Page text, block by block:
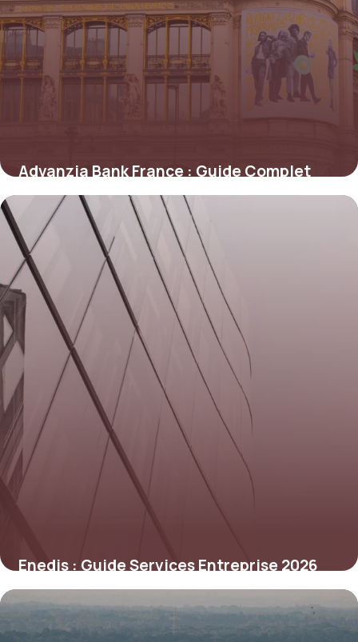
Advanzia Bank France : Guide Complet
2026
7 juin 2026
Enedis : Guide Services Entreprise 2026
5 juin 2026